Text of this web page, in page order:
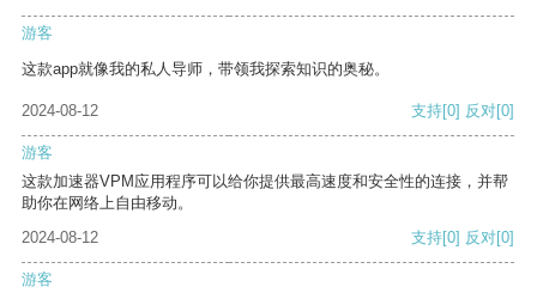
游客
这款app就像我的私人导师，带领我探索知识的奥秘。
2024-08-12 支持[0] 反对[0]
游客
这款加速器VPM应用程序可以给你提供最高速度和安全性的连接，并帮
助你在网络上自由移动。
2024-08-12
支持[0] 反对[0]
游客